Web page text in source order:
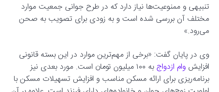
تنبیهی و ممنوعیت‌ها نیاز دارد که در طرح جوانی جمعیت موارد
مختلف آن بررسی شده است و به زودی برای تصویب به صحن
می‌رود.»
وی در پایان گفت: «برخی از مهم‌ترین موارد در این بسته قانونی
افزایش وام ازدواج
به ۱۰۰ میلیون تومان است. مورد بعدی نیز
برنامه‌ریزی برای ارائه مسکن مناسب و افزایش تسهیلات مسکن با